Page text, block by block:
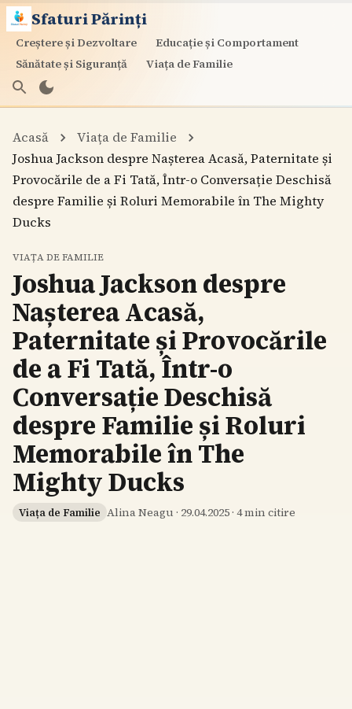
Sfaturi Părinți
Creștere și Dezvoltare
Educație și Comportament
Sănătate și Siguranță
Viața de Familie
Acasă
Viața de Familie
Joshua Jackson despre Nașterea Acasă, Paternitate și
Provocările de a Fi Tată, Într-o Conversație Deschisă
despre Familie și Roluri Memorabile în The Mighty
Ducks
VIAȚA DE FAMILIE
Joshua Jackson despre
Nașterea Acasă,
Paternitate și Provocările
de a Fi Tată, Într-o
Conversație Deschisă
despre Familie și Roluri
Memorabile în The
Mighty Ducks
Viața de Familie Alina Neagu · 29.04.2025 · 4min citire